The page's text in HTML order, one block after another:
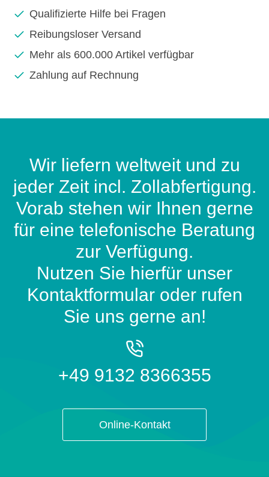
Qualifizierte Hilfe bei Fragen
Reibungsloser Versand
Mehr als 600.000 Artikel verfügbar
Zahlung auf Rechnung
Wir liefern weltweit und zu
jeder Zeit incl. Zollabfertigung.
Vorab stehen wir Ihnen gerne
für eine telefonische Beratung
zur Verfügung.
Nutzen Sie hierfür unser
Kontaktformular oder rufen
Sie uns gerne an!
+49 9132 8366355
Online-Kontakt